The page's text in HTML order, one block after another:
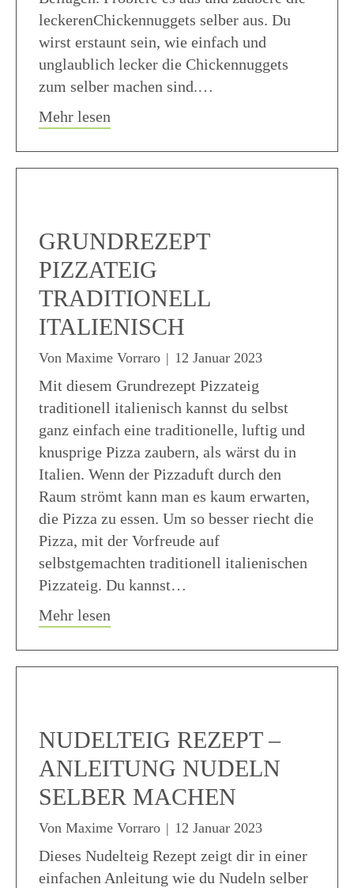
leckerenChickennuggets selber aus. Du
wirst erstaunt sein, wie einfach und
unglaublich lecker die Chickennuggets
zum selber machen sind.…
Mehr lesen
GRUNDREZEPT
PIZZATEIG
TRADITIONELL
ITALIENISCH
Von Maxime Vorraro | 12 Januar 2023
Mit diesem Grundrezept Pizzateig
traditionell italienisch kannst du selbst
ganz einfach eine traditionelle, luftig und
knusprige Pizza zaubern, als wärst du in
Italien. Wenn der Pizzaduft durch den
Raum strömt kann man es kaum erwarten,
die Pizza zu essen. Um so besser riecht die
Pizza, mit der Vorfreude auf
selbstgemachten traditionell italienischen
Pizzateig. Du kannst…
Mehr lesen
NUDELTEIG REZEPT –
ANLEITUNG NUDELN
SELBER MACHEN
Von Maxime Vorraro | 12 Januar 2023
Dieses Nudelteig Rezept zeigt dir in einer
einfachen Anleitung wie du Nudeln selber